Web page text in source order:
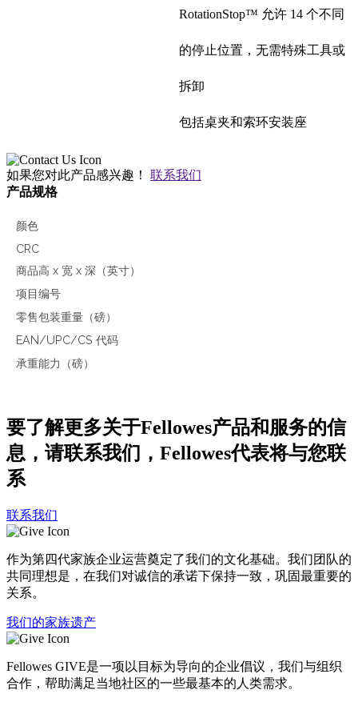
RotationStop™ 允许 14 个不同
的停止位置，无需特殊工具或
拆卸
包括桌夹和索环安装座
如果您对此产品感兴趣！ 联系我们
产品规格
颜色
CRC
商品高 x 宽 x 深（英寸）
项目编号
零售包装重量（磅）
EAN/UPC/CS 代码
承重能力（磅）
要了解更多关于Fellowes产品和服务的信
息，请联系我们，Fellowes代表将与您联
系
联系我们
作为第四代家族企业运营奠定了我们的文化基础。我们团队的
共同理想是，在我们对诚信的承诺下保持一致，巩固最重要的
关系。
我们的家族遗产
Fellowes GIVE是一项以目标为导向的企业倡议，我们与组织
合作，帮助满足当地社区的一些最基本的人类需求。